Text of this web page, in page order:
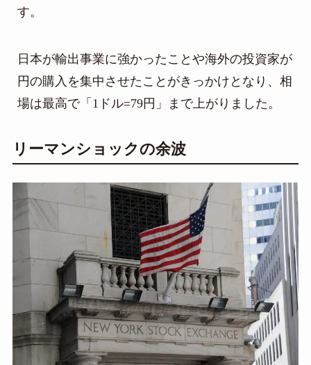
す。
日本が輸出事業に強かったことや海外の投資家が
円の購入を集中させたことがきっかけとなり、相
場は最高で「1ドル=79円」まで上がりました。
リーマンショックの余波